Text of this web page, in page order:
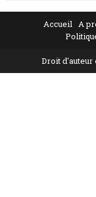
Accueil A
Droit d'auteur